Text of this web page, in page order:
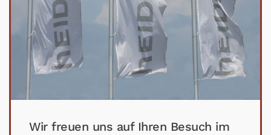
Wir freuen uns auf Ihren Besuch im